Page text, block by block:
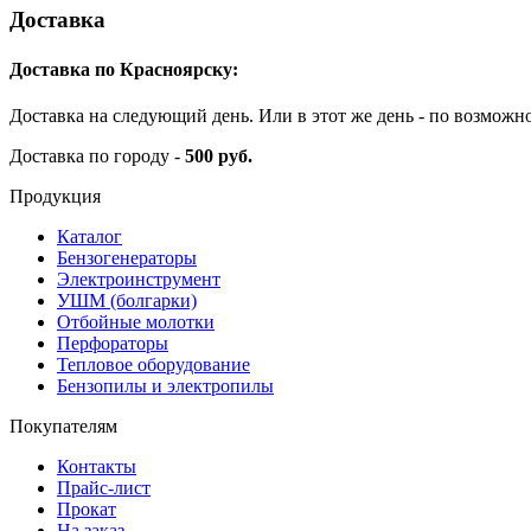
Доставка
Доставка по Красноярску:
Доставка на следующий день. Или в этот же день - по
Доставка по городу - 500 руб.
Продукция
Каталог
Бензогенераторы
Электроинструмент
УШМ (болгарки)
Отбойные молотки
Перфораторы
Тепловое оборудование
Бензопилы и электропилы
Покупателям
Контакты
Прайс-лист
Прокат